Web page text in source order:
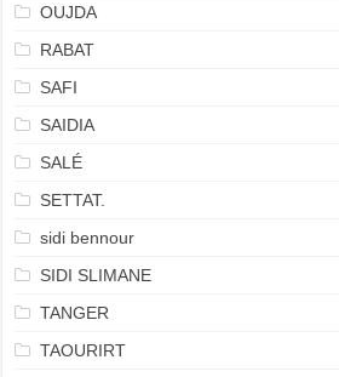
OUJDA
RABAT
SAFI
SAIDIA
SALÉ
SETTAT.
sidi bennour
SIDI SLIMANE
TANGER
TAOURIRT